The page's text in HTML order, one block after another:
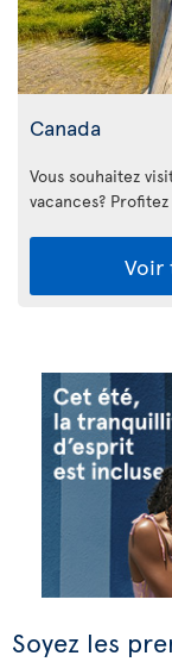
Canada
Vous souhaitez
vacances?
Voir
Soyez les